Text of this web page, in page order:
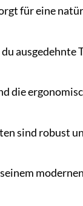
für eine
ausgedehnte
die
sind robust